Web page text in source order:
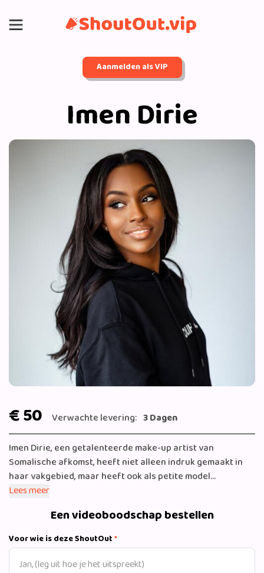
Aanmelden als VIP
Imen Dirie
€ 50 Verwachte levering: 3 Dagen
Imen Dirie, een getalenteerde make-up artist van
Somalische afkomst, heeft niet alleen indruk gemaakt in
haar vakgebied, maar heeft ook als petite model
samengewerkt met bekende merken zoals Steve Madden
lifestyle als influencer. Misschien herken je haar ook van
haar deelname aan Love Island seizoen 2 en later aan de
Allstars-editie.
Lees meer
Een videoboodschap bestellen
Voor wie is deze ShoutOut*